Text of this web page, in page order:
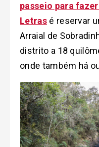
passeio para
Letrasé reservar
Arraial de
distrito a 18
onde também há